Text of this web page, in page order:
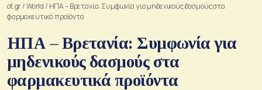
ot.gr/World / ΗΠΑ – Βρετανία: Συμφωνία για μηδενικούς δασμούς στα
φαρμακευτικά προϊόντα
ΗΠΑ – Βρετανία: Συμφωνία για
μηδενικούς δασμούς στα
φαρμακευτικά προϊόντα